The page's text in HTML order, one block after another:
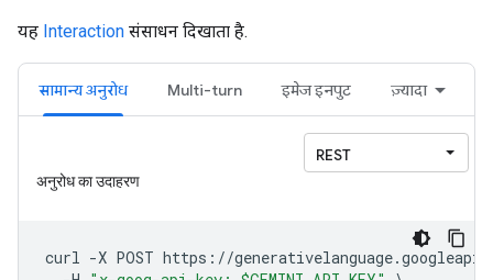
यह Interaction संसाधन दिखाता है.
सामान्य अनुरोध Multi-turn इमेज इनपुट ज़्यादा